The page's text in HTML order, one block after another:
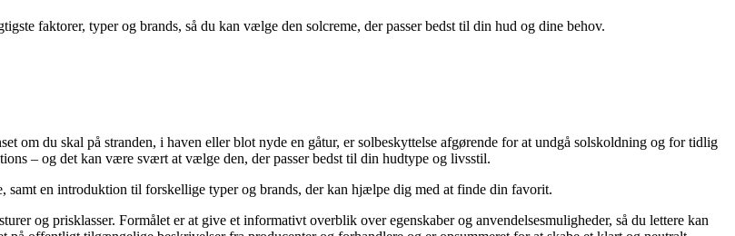
faktorer, typer og brands, så du kan vælge den solcreme, der passer bedst til din hud og dine behov.
om du skal på stranden, i haven eller blot nyde en gåtur, er solbeskyttelse afgørende for at undgå solskoldning og for tidlig
– og det kan være svært at vælge den, der passer bedst til din hudtype og livsstil.
en introduktion til forskellige typer og brands, der kan hjælpe dig med at finde din favorit.
og prisklasser. Formålet er at give et informativt overblik over egenskaber og anvendelsesmuligheder, så du lettere kan